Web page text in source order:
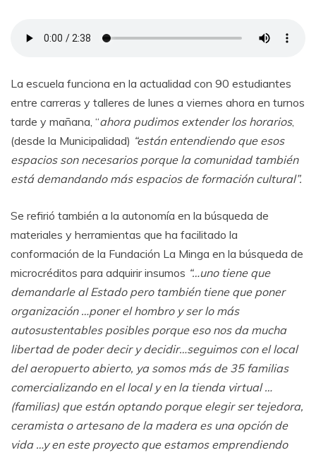
La escuela funciona en la actualidad con 90 estudiantes
entre carreras y talleres de lunes a viernes ahora en turnos
tarde y mañana, “ahora pudimos extender los horarios,
(desde la Municipalidad) “están entendiendo que esos
espacios son necesarios porque la comunidad también
está demandando más espacios de formación cultural”.
Se refirió también a la autonomía en la búsqueda de
materiales y herramientas que ha facilitado la
conformación de la Fundación La Minga en la búsqueda de
microcréditos para adquirir insumos “…uno tiene que
demandarle al Estado pero también tiene que poner
organización …poner el hombro y ser lo más
autosustentables posibles porque eso nos da mucha
libertad de poder decir y decidir…seguimos con el local
del aeropuerto abierto, ya somos más de 35 familias
comercializando en el local y en la tienda virtual …
(familias) que están optando porque elegir ser tejedora,
ceramista o artesano de la madera es una opción de
vida …y en este proyecto que estamos emprendiendo